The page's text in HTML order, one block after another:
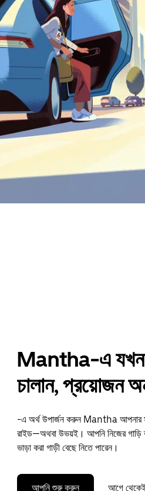
Mantha-এ যখন
চালান, প্রয়োজন
-এ অর্থ উপার্জন করুন Mantha আপনার
রাইড—অথবা উভয়ই। আপনি নিজের গাড়ি
ভাড়া করা গাড়ী বেছে নিতে পারেন।
আপনি শুরু করুন আগে